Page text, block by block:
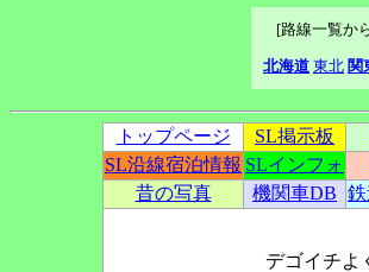
[路線一覧か
北海道 東北 関
トップページ SL掲示板
SL沿線宿泊情報 SLインフォ
昔の写真
機関車DB
デゴイチよ